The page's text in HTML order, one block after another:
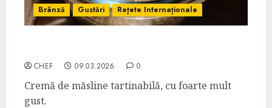
Brânză Gustări Rețete Internaționale
CHEF 09.03.2026 0
Cremă de măsline tartinabilă, cu foarte mult
gust.